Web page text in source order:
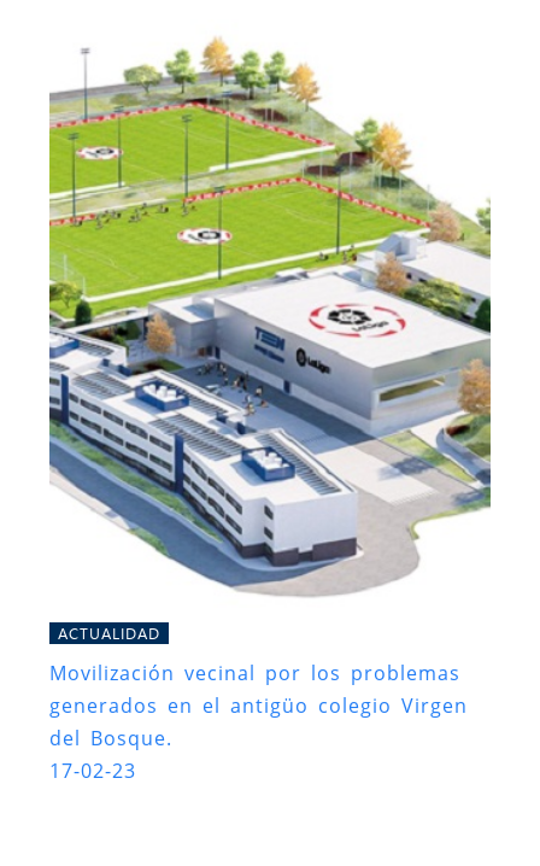
ACTUALIDAD
Movilización vecinal por los problemas
generados en el antigüo colegio Virgen
del Bosque.
17-02-23